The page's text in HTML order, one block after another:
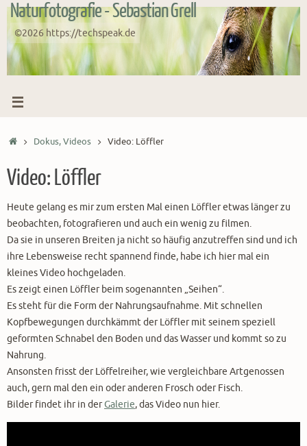
Zum
Inhalt
springen
Naturfotografie - Sebastian Grell
©2026 https://techspeak.de
StartDokus, Videos Video: Löffler
Video: Löffler
Heute gelang es mir zum ersten Mal einen Löffler etwas länger zu
beobachten, fotografieren und auch ein wenig zu filmen.
Da sie in unseren Breiten ja nicht so häufig anzutreffen sind und ich
ihre Lebensweise recht spannend finde, habe ich hier mal ein
kleines Video hochgeladen.
Es zeigt einen Löffler beim sogenannten „Seihen“.
Es steht für die Form der Nahrungsaufnahme. Mit schnellen
Kopfbewegungen durchkämmt der Löffler mit seinem speziell
geformten Schnabel den Boden und das Wasser und kommt so zu
Nahrung.
Ansonsten frisst der Löffelreiher, wie vergleichbare Artgenossen
auch, gern mal den ein oder anderen Frosch oder Fisch.
Bilder findet ihr in derGalerie, das Video nun hier.